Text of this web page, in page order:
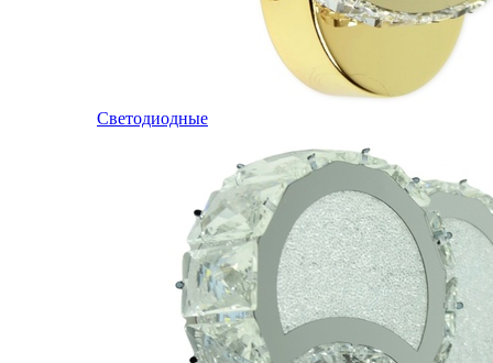
Светодиодные